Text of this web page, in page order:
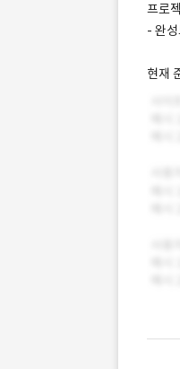
프로
- 완
현재